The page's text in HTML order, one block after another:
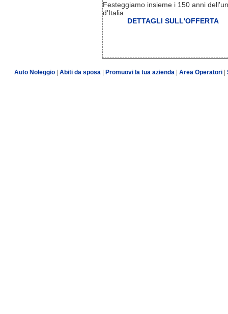
Festeggiamo insieme i 150 anni
d'Italia
DETTAGLI SULL'OFFERTA
Auto Noleggio Abiti da sposa Promuovi la tua azienda Area Operatori